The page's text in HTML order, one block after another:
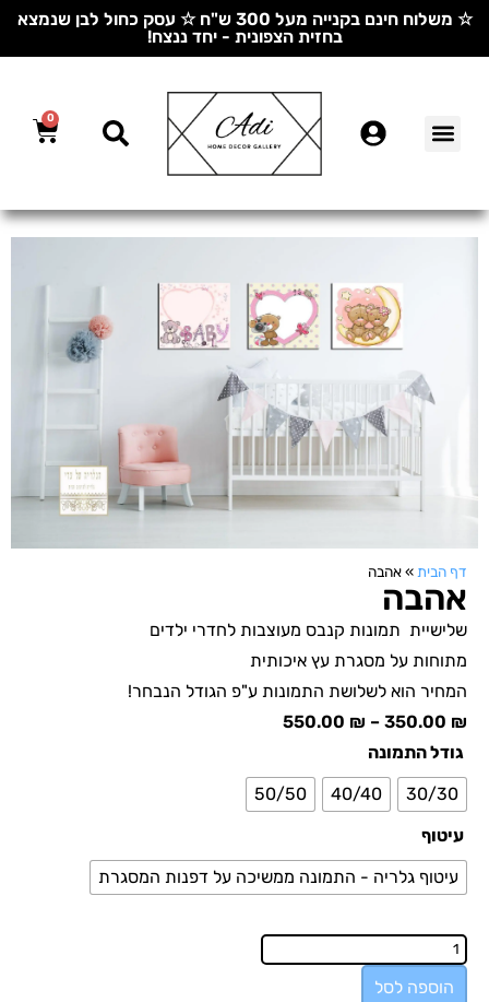
☆ משלוח חינם בקנייה מעל 300 ש"ח ☆ עסק כחול לבן שנמצא
בחזית הצפונית - יחד ננצח!
0
דף הבית»אהבה
אהבה
שלישיית תמונות קנבס מעוצבות לחדרי ילדים
מתוחות על מסגרת עץ איכותית
המחיר הוא לשלושת התמונות ע"פ הגודל הנבחר!
350.00 ₪
–
550.00 ₪
גודל התמונה
30/30
40/40
50/50
עיטוף
עיטוף גלריה - התמונה ממשיכה על דפנות המסגרת
הוספה לסל